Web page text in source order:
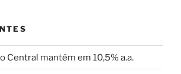
Central mantém em 10,5% a.a.